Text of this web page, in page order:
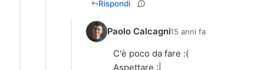
Rispondi
Paolo Calcagni15 anni fa
C'è poco da fare :(
Aspettare :|